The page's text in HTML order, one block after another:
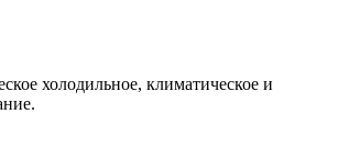
холодильное, климатическое и